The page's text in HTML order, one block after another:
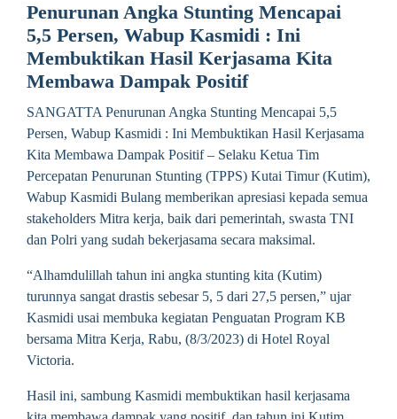
Penurunan Angka Stunting Mencapai
5,5 Persen, Wabup Kasmidi : Ini
Membuktikan Hasil Kerjasama Kita
Membawa Dampak Positif
SANGATTA Penurunan Angka Stunting Mencapai 5,5
Persen, Wabup Kasmidi : Ini Membuktikan Hasil Kerjasama
Kita Membawa Dampak Positif – Selaku Ketua Tim
Percepatan Penurunan Stunting (TPPS) Kutai Timur (Kutim),
Wabup Kasmidi Bulang memberikan apresiasi kepada semua
stakeholders Mitra kerja, baik dari pemerintah, swasta TNI
dan Polri yang sudah bekerjasama secara maksimal.
“Alhamdulillah tahun ini angka stunting kita (Kutim)
turunnya sangat drastis sebesar 5, 5 dari 27,5 persen,” ujar
Kasmidi usai membuka kegiatan Penguatan Program KB
bersama Mitra Kerja, Rabu, (8/3/2023) di Hotel Royal
Victoria.
Hasil ini, sambung Kasmidi membuktikan hasil kerjasama